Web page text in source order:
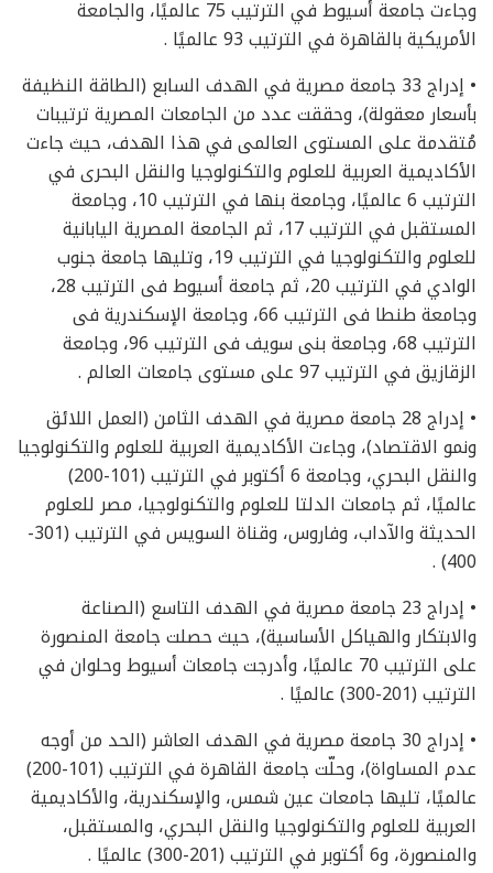
وجاءت جامعة أسيوط في الترتيب 75 عالميًا، والجامعة
الأمريكية بالقاهرة في الترتيب 93 عالميًا .
• إدراج 33 جامعة مصرية في الهدف السابع (الطاقة النظيفة
بأسعار معقولة)، وحققت عدد من الجامعات المصرية ترتيبات
مُتقدمة على المستوى العالمى في هذا الهدف، حيث جاءت
الأكاديمية العربية للعلوم والتكنولوجيا والنقل البحرى في
الترتيب 6 عالميًا، وجامعة بنها في الترتيب 10، وجامعة
المستقبل في الترتيب 17، ثم الجامعة المصرية اليابانية
للعلوم والتكنولوجيا في الترتيب 19، وتليها جامعة جنوب
الوادي في الترتيب 20، ثم جامعة أسيوط فى الترتيب 28،
وجامعة طنطا فى الترتيب 66، وجامعة الإسكندرية فى
الترتيب 68، وجامعة بنى سويف فى الترتيب 96، وجامعة
الزقازيق في الترتيب 97 على مستوى جامعات العالم .
• إدراج 28 جامعة مصرية في الهدف الثامن (العمل اللائق
ونمو الاقتصاد)، وجاءت الأكاديمية العربية للعلوم والتكنولوجيا
والنقل البحري، وجامعة 6 أكتوبر في الترتيب (101-200)
عالميًا، ثم جامعات الدلتا للعلوم والتكنولوجيا، مصر للعلوم
الحديثة والآداب، وفاروس، وقناة السويس في الترتيب (301-
400) .
• إدراج 23 جامعة مصرية في الهدف التاسع (الصناعة
والابتكار والهياكل الأساسية)، حيث حصلت جامعة المنصورة
على الترتيب 70 عالميًا، وأدرجت جامعات أسيوط وحلوان في
الترتيب (201-300) عالميًا .
• إدراج 30 جامعة مصرية في الهدف العاشر (الحد من أوجه
عدم المساواة)، وحلّت جامعة القاهرة في الترتيب (101-200)
عالميًا، تليها جامعات عين شمس، والإسكندرية، والأكاديمية
العربية للعلوم والتكنولوجيا والنقل البحري، والمستقبل،
والمنصورة، و6 أكتوبر في الترتيب (201-300) عالميًا .